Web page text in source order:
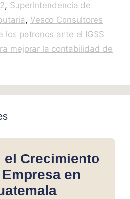
, Superintendencia de
, Vesco Consultores
los patronos ante el IGSS
mejorar la contabilidad de
el Crecimiento
en